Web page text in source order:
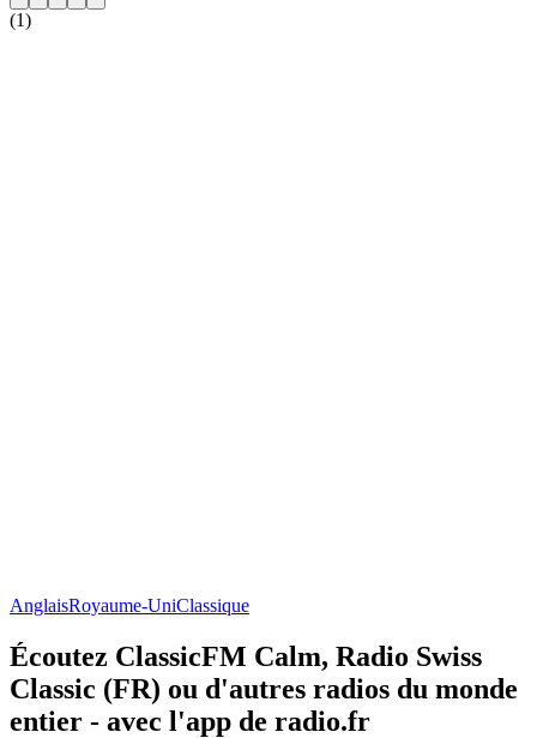
(1)
AnglaisRoyaume-UniClassique
Écoutez ClassicFM Calm, Radio Swiss
Classic (FR) ou d'autres radios du monde
entier - avec l'app de radio.fr